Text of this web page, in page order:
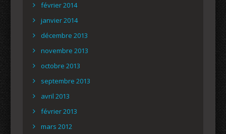
février 2014
janvier 2014
décembre 2013
novembre 2013
octobre 2013
septembre 2013
avril 2013
février 2013
mars 2012